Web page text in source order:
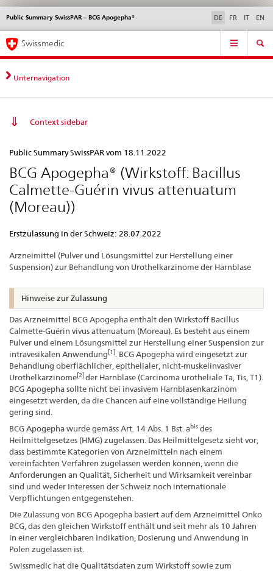
Direktnavigation
News,
Rechtsgrundlagen,
Kontakt
News & Updates Kontakt | Support & Hilfe
Public Summary SwissPAR – BCG Apogepha®
Sprachwahl DE FR IT EN
Service
Hauptnavigation
Swissmedic
Unternavigation
Context sidebar
Summary
SwissPAR
–
BCG
Apogepha®
Public Summary SwissPAR vom 18.11.2022
BCG Apogepha® (Wirkstoff: Bacillus
Calmette-Guérin vivus attenuatum
(Moreau))
Erstzulassung in der Schweiz: 28.07.2022
Arzneimittel (Pulver und Lösungsmittel zur Herstellung einer
Suspension) zur Behandlung von Urothelkarzinome der Harnblase
Hinweise zur Zulassung
Das Arzneimittel BCG Apogepha enthält den Wirkstoff Bacillus
Calmette-Guérin vivus attenuatum (Moreau). Es besteht aus einem
Pulver und einem Lösungsmittel zur Herstellung einer Suspension zur
intravesikalen Anwendung[1] . BCG Apogepha wird eingesetzt zur
Behandlung oberflächlicher, epithelialer, nicht-muskelinvasiver
Urothelkarzinome[2]der Harnblase (Carcinoma urotheliale Ta, Tis, T1).
BCG Apogepha sollte nicht bei invasivem Harnblasenkarzinom
eingesetzt werden, da die Chancen auf eine vollständige Heilung
gering sind.
BCG Apogepha wurde gemäss Art. 14 Abs. 1 Bst. abis des
Heilmittelgesetzes (HMG) zugelassen. Das Heilmittelgesetz sieht vor,
dass bestimmte Kategorien von Arzneimitteln nach einem
vereinfachten Verfahren zugelassen werden können, wenn die
Anforderungen an Qualität, Sicherheit und Wirksamkeit vereinbar
sind und weder Interessen der Schweiz noch internationale
Verpflichtungen entgegenstehen.
Die Zulassung von BCG Apogepha basiert auf dem Arzneimittel Onko
BCG, das den gleichen Wirkstoff enthält und seit mehr als 10 Jahren
in einer vergleichbaren Indikation, Dosierung und Anwendung in
Polen zugelassen ist.
Swissmedic hat die Qualitätsdaten zum Wirkstoff sowie zum